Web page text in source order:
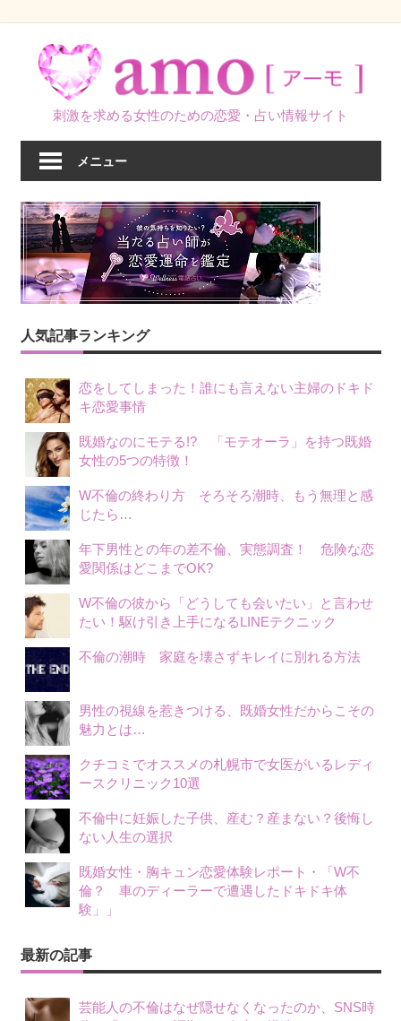
刺激を求める女性のための恋愛・占い情報サイト
メニュー
人気記事ランキング
恋をしてしまった！誰にも言えない主婦のドキド
キ恋愛事情
既婚なのにモテる!? 「モテオーラ」を持つ既婚
女性の5つの特徴！
W不倫の終わり方 そろそろ潮時、もう無理と感
じたら…
年下男性との年の差不倫、実態調査！ 危険な恋
愛関係はどこまでOK?
W不倫の彼から「どうしても会いたい」と言わせ
たい！駆け引き上手になるLINEテクニック
不倫の潮時 家庭を壊さずキレイに別れる方法
男性の視線を惹きつける、既婚女性だからこその
魅力とは…
クチコミでオススメの札幌市で女医がいるレディ
ースクリニック10選
不倫中に妊娠した子供、産む？産まない？後悔し
ない人生の選択
既婚女性・胸キュン恋愛体験レポート・「W不
倫？ 車のディーラーで遭遇したドキドキ体
験」」
最新の記事
芸能人の不倫はなぜ隠せなくなったのか、SNS時